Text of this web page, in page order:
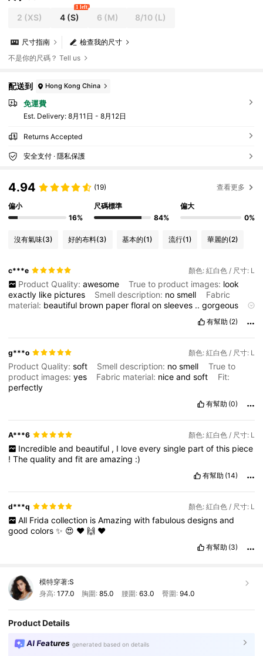
2 (XS) 4(S)
1 left
6 (M) 8/10 (L)
檢查我的尺寸
尺寸指南
不是你的尺碼？ Tell us
配送到 Hong Kong China
免運費
​Est. Delivery: 8月11日 - 8月12日
Returns Accepted
安全支付 · 隱私保護
4.94 (19) 查看更多
偏小
16%
尺碼標準
84%
偏大
0%
沒有氣味(3) 好的布料(3) 基本的(1) 流行(1) 華麗的(2)
c***e 顏色: 紅白色 / 尺寸: L
Product Quality: awesome True to product images: look
exactly like pictures Smell description: nosmell
Fabric
material: beautiful brown paperfloralonsleeves ..gorgeous
有幫助 (2)
g***o 顏色: 紅白色 / 尺寸: L
Product Quality:soft Smell description: nosmell
True to
product images:yes Fabric material: niceandsoft
Fit:
perfectly
有幫助 (0)
A***6 顏色: 紅白色 / 尺寸: L
Incredible and beautiful , I love every single part of this piece
!Thequalityandfitareamazing :)
有幫助 (14)
d***q 顏色: 紅白色 / 尺寸: L
All Frida collection is Amazing with fabulous designs and
goodcolors✨️ 😍 ❤️🙌 ♥️
有幫助 (3)
模特穿著:S
身高: 177.0 胸圍:85.0 腰圍: 63.0 臀圍: 94.0
Product Details
AI Features generated based on details